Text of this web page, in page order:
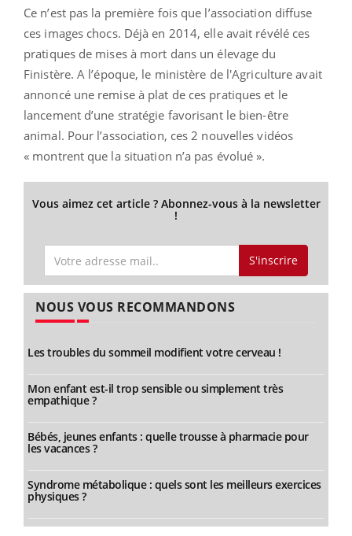
Ce n’est pas la première fois que l’association diffuse
ces images chocs. Déjà en 2014, elle avait révélé ces
pratiques de mises à mort dans un élevage du
Finistère. A l’époque, le ministère de l'Agriculture avait
annoncé une remise à plat de ces pratiques et le
lancement d’une stratégie favorisant le bien-être
animal. Pour l’association, ces 2 nouvelles vidéos
« montrent que la situation n’a pas évolué ».
Vous aimez cet article ? Abonnez-vous à la newsletter
!
S'inscrire
NOUS VOUS RECOMMANDONS
Les troubles du sommeil modifient votre cerveau !
Mon enfant est-il trop sensible ou simplement très
empathique ?
Bébés, jeunes enfants : quelle trousse à pharmacie pour
les vacances ?
Syndrome métabolique : quels sont les meilleurs exercices
physiques ?